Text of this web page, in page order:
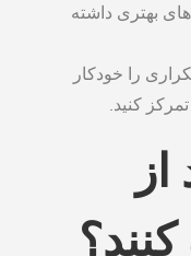
بهتری داشته
را خودکار
کنید.